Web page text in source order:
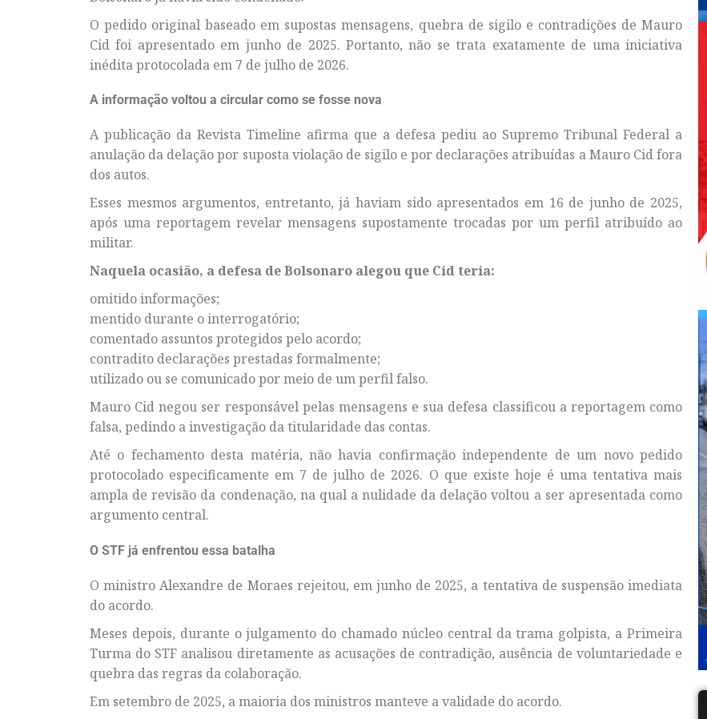
O pedido original baseado em supostas mensagens, quebra de sigilo e contradições de Mauro
Cid foi apresentado em junho de 2025. Portanto, não se trata exatamente de uma iniciativa
inédita protocolada em 7 de julho de 2026.
A informação voltou a circular como se fosse nova
A publicação da Revista Timeline afirma que a defesa pediu ao Supremo Tribunal Federal a
anulação da delação por suposta violação de sigilo e por declarações atribuídas a Mauro Cid fora
dos autos.
Esses mesmos argumentos, entretanto, já haviam sido apresentados em 16 de junho de 2025,
após uma reportagem revelar mensagens supostamente trocadas por um perfil atribuído ao
militar.
Naquela ocasião, a defesa de Bolsonaro alegou que Cid teria:
omitido informações;
mentido durante o interrogatório;
comentado assuntos protegidos pelo acordo;
contradito declarações prestadas formalmente;
utilizado ou se comunicado por meio de um perfil falso.
Mauro Cid negou ser responsável pelas mensagens e sua defesa classificou a reportagem como
falsa, pedindo a investigação da titularidade das contas.
Até o fechamento desta matéria, não havia confirmação independente de um novo pedido
protocolado especificamente em 7 de julho de 2026. O que existe hoje é uma tentativa mais
ampla de revisão da condenação, na qual a nulidade da delação voltou a ser apresentada como
argumento central.
O STF já enfrentou essa batalha
O ministro Alexandre de Moraes rejeitou, em junho de 2025, a tentativa de suspensão imediata
do acordo.
Meses depois, durante o julgamento do chamado núcleo central da trama golpista, a Primeira
Turma do STF analisou diretamente as acusações de contradição, ausência de voluntariedade e
quebra das regras da colaboração.
Em setembro de 2025, a maioria dos ministros manteve a validade do acordo.